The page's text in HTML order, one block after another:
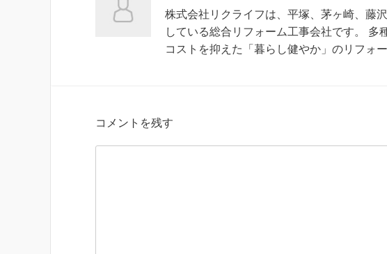
株式会社リクライフは、平塚、茅ヶ崎、藤
している総合リフォーム工事会社です。 多
コストを抑えた「暮らし健やか」のリフォ
コメントを残す